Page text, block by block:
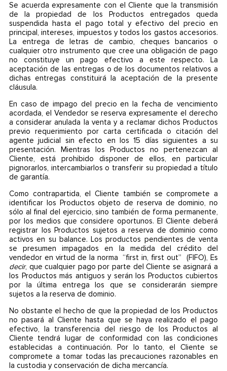
Se acuerda expresamente con el Cliente que la transmisión
de la propiedad de los Productos entregados queda
suspendida hasta el pago total y efectivo del precio en
principal, intereses, impuestos y todos los gastos accesorios.
La entrega de letras de cambio, cheques bancarios o
cualquier otro instrumento que cree una obligación de pago
no constituye un pago efectivo a este respecto. La
aceptación de las entregas o de los documentos relativos a
dichas entregas constituirá la aceptación de la presente
cláusula.
En caso de impago del precio en la fecha de vencimiento
acordada, el Vendedor se reserva expresamente el derecho
a considerar anulada la venta y a reclamar dichos Productos
previo requerimiento por carta certificada o citación del
agente judicial sin efecto en los 15 días siguientes a su
presentación. Mientras los Productos no pertenezcan al
Cliente, está prohibido disponer de ellos, en particular
pignorarlos, intercambiarlos o transferir su propiedad a título
de garantía.
Como contrapartida, el Cliente también se compromete a
identificar los Productos objeto de reserva de dominio, no
sólo al final del ejercicio, sino también de forma permanente,
por los medios que considere oportunos. El Cliente deberá
registrar los Productos sujetos a reserva de dominio como
activos en su balance. Los productos pendientes de venta
se presumen impagados en la medida del crédito del
vendedor en virtud de la norma “first in, first out” (FIFO), Es
decir, que cualquier pago por parte del Cliente se asignará a
los Productos más antiguos y serán los Productos cubiertos
por la última entrega los que se considerarán siempre
sujetos a la reserva de dominio.
No obstante el hecho de que la propiedad de los Productos
no pasará al Cliente hasta que se haya realizado el pago
efectivo, la transferencia del riesgo de los Productos al
Cliente tendrá lugar de conformidad con las condiciones
establecidas a continuación. Por lo tanto, el Cliente se
compromete a tomar todas las precauciones razonables en
la custodia y conservación de dicha mercancía.